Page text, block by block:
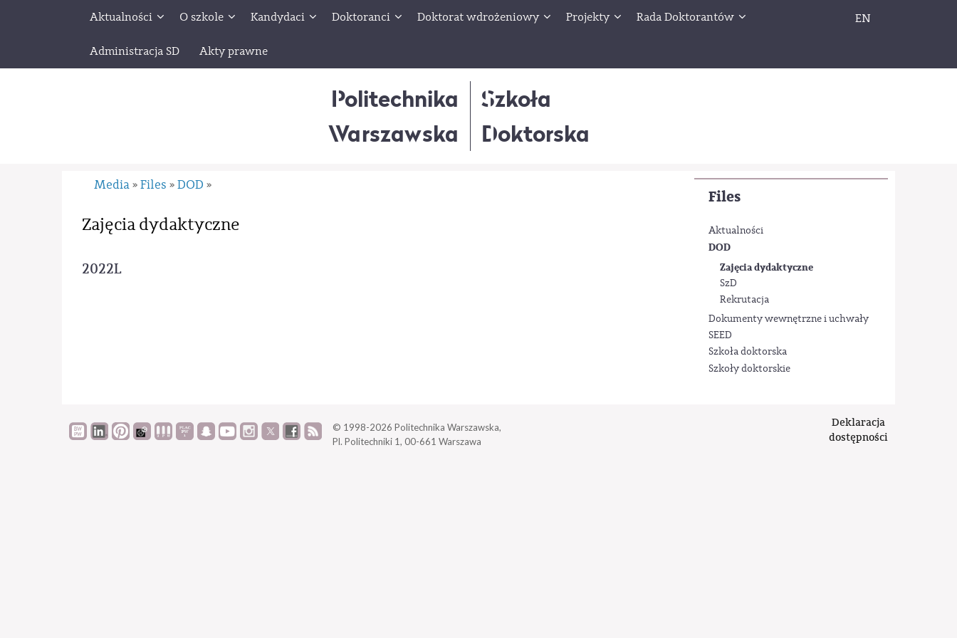
Aktualności O szkole Kandydaci Doktoranci Doktorat wdrożeniowy Projekty Rada Doktorantów
Administracja SD Akty prawne
EN
Politechnika
Warszawska
Szkoła
Doktorska
Files
Aktualności
DOD
Zajęcia dydaktyczne
SzD
Rekrutacja
Dokumenty wewnętrzne i uchwały
SEED
Szkoła doktorska
Szkoły doktorskie
Media » Files » DOD »
Zajęcia dydaktyczne
2022L
© 1998-2026 Politechnika Warszawska,
Pl. Politechniki 1, 00-661 Warszawa
Deklaracja
dostępności